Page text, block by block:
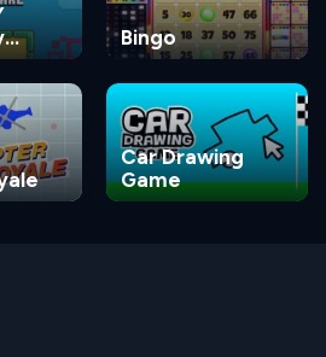
Bingo
Car Drawing
Game